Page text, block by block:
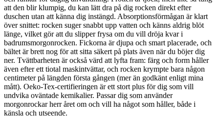
att den blir klumpig, du kan lätt dra på dig rocken direkt efter
duschen utan att känna dig instängd. Absorptionsförmågan är klart
över snittet: rocken suger snabbt upp vatten och känns aldrig blöt
länge, vilket gör att du slipper frysa om du vill dröja kvar i
badrumsmorgonrocken. Fickorna är djupa och smart placerade, och
bältet är brett nog för att sitta säkert på plats även när du böjer dig
ner. Tvättbarheten är också värd att lyfta fram: färg och form håller
även efter ett tiotal maskintvättar, och rocken krympte bara någon
centimeter på längden första gången (mer än godkänt enligt mina
mått). Oeko-Tex-certifieringen är ett stort plus för dig som vill
undvika oväntade kemikalier. Passar dig som använder
morgonrockar herr året om och vill ha något som håller, både i
känsla och utseende.